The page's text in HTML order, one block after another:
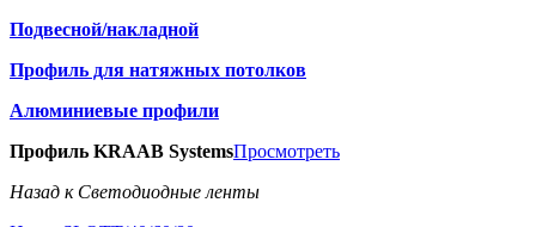
Подвесной/накладной
Профиль для натяжных потолков
Алюминиевые профили
Профиль KRAAB SystemsПросмотреть
Назад к Светодиодные ленты